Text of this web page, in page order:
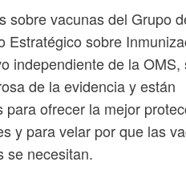
sobre vacunas del Grupo
Estratégico sobre
independiente de la OMS,
de la evidencia y están
ofrecer la mejor
y para velar por que las
se necesitan.